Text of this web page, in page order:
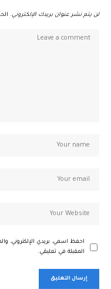
لن يتم نشر عنوان بريدك الإلكتروني.
احفظ اسمي، بريدي الإلكتروني،
المقبلة في تعليقي.